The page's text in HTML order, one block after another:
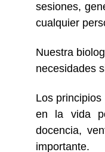
sesiones,
cualquier
Nuestra
necesidades
Los
en la vida
docencia,
importante.